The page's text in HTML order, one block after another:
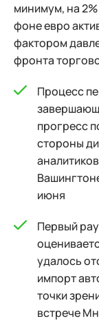
минимум, на
фоне евро
фактором
фронта
Процесс
прогресс
стороны
июня
Первый
удалось
импорт
точки
встрече